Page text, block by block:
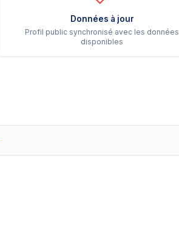
Données à jour
Profil public synchronisé avec les données
disponibles